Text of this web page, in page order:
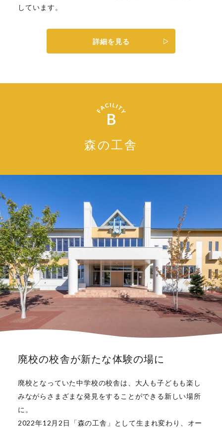
しています。
詳細を見る
B
森の工舎
廃校の校舎が新たな体験の場に
廃校となっていた中学校の校舎は、大人も子どもも楽し
みながらさまざまな発見をすることができる新しい場所
に。
2022年12月2日「森の工舎」として生まれ変わり、オー